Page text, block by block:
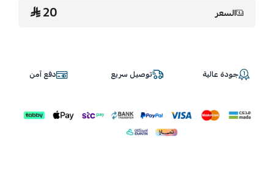
السعر 20
جودة عالية توصيل سريع دفع آمن